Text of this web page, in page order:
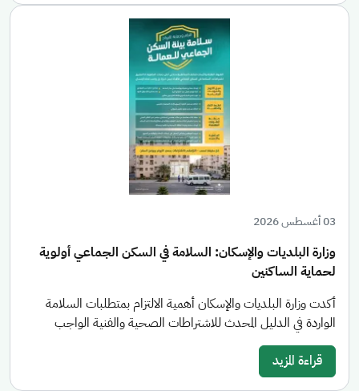
03 أغسطس 2026
وزارة البلديات والإسكان: السلامة في السكن الجماعي أولوية
لحماية الساكنين
أكدت وزارة البلديات والإسكان أهمية الالتزام بمتطلبات السلامة
الواردة في الدليل المحدث للاشتراطات الصحية والفنية الواجب
قراءة المزيد